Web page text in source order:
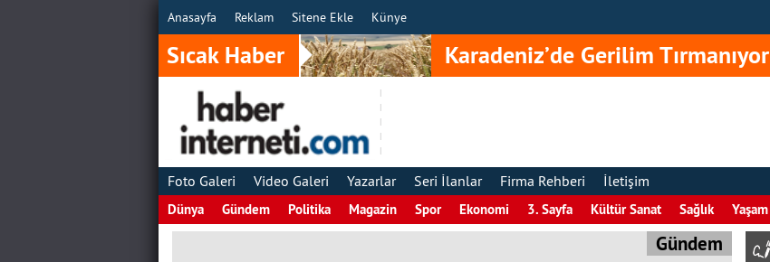
Anasayfa Reklam Sitene Ekle Künye
Sıcak Haber Karadeniz’de Gerilim Tırmanıyor
Foto Galeri Video Galeri Yazarlar Seri İlanlar Firma Rehberi İletişim
Dünya Gündem Politika Magazin Spor Ekonomi 3. Sayfa Kültür Sanat Sağlık Yaşam
Gündem